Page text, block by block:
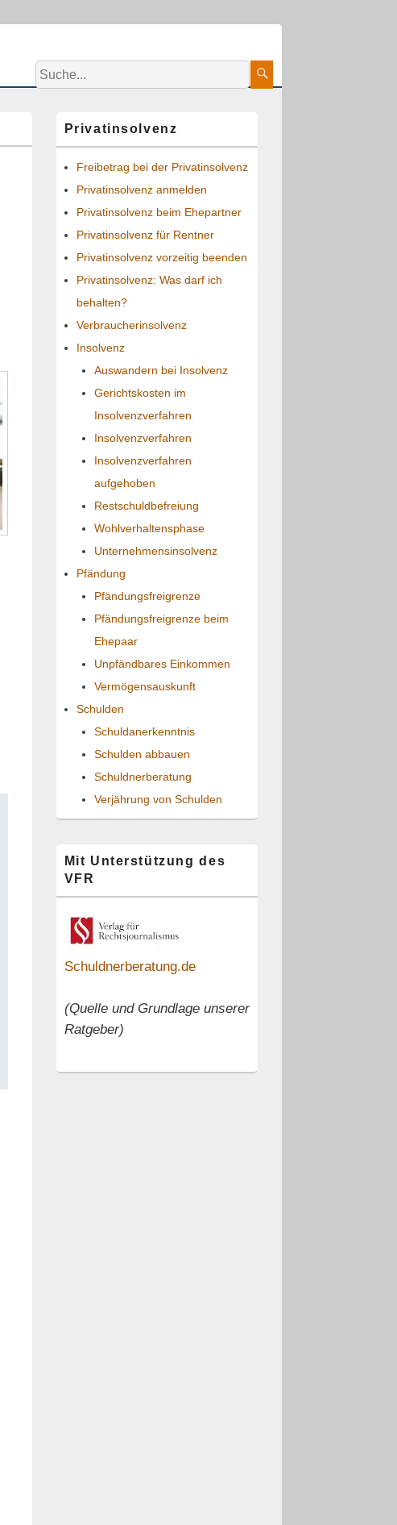
Suche:
Seitenleisten-
Widgetbereich
Privatinsolvenz
Freibetrag bei der Privatinsolvenz
Privatinsolvenz anmelden
Privatinsolvenz beim Ehepartner
Privatinsolvenz für Rentner
Privatinsolvenz vorzeitig beenden
Privatinsolvenz: Was darf ich
behalten?
Verbraucherinsolvenz
Insolvenz
Auswandern bei Insolvenz
Gerichtskosten im
Insolvenzverfahren
Insolvenzverfahren
Insolvenzverfahren
aufgehoben
Restschuldbefreiung
Wohlverhaltensphase
Unternehmensinsolvenz
Pfändung
Pfändungsfreigrenze
Pfändungsfreigrenze beim
Ehepaar
Unpfändbares Einkommen
Vermögensauskunft
Schulden
Schuldanerkenntnis
Schulden abbauen
Schuldnerberatung
Verjährung von Schulden
Mit Unterstützung des
VFR
Schuldnerberatung.de
(Quelle und Grundlage unserer
Ratgeber)